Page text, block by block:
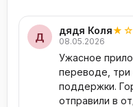
Скачать Мобильный
бесплатно для
российский магазин
всем клиентам банка
телефона и паролю.
Д дядя Коля
08.05.2026
Ужасное
переводе, три
поддержки.
отправили в